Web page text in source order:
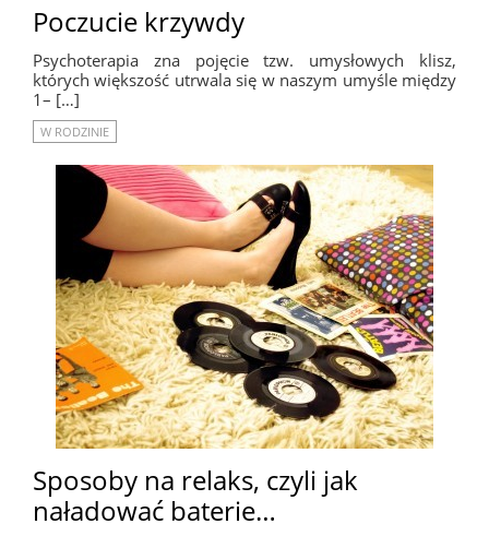
Poczucie krzywdy
Psychoterapia zna pojęcie tzw. umysłowych klisz,
których większość utrwala się w naszym umyśle między
1– […]
W RODZINIE
Sposoby na relaks, czyli jak
naładować baterie…